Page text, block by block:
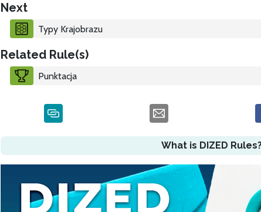
Next
Typy Krajobrazu
Related Rule(s)
Punktacja
What is DIZED